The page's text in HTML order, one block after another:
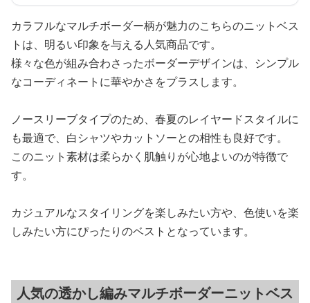
カラフルなマルチボーダー柄が魅力のこちらのニットベス
トは、明るい印象を与える人気商品です。
様々な色が組み合わさったボーダーデザインは、シンプル
なコーディネートに華やかさをプラスします。
ノースリーブタイプのため、春夏のレイヤードスタイルに
も最適で、白シャツやカットソーとの相性も良好です。
このニット素材は柔らかく肌触りが心地よいのが特徴で
す。
カジュアルなスタイリングを楽しみたい方や、色使いを楽
しみたい方にぴったりのベストとなっています。
人気の透かし編みマルチボーダーニットベス